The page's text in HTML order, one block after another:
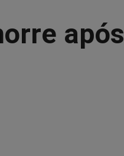
após